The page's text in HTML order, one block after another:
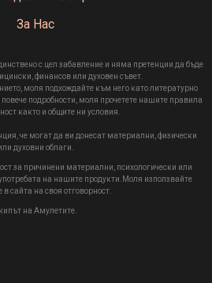
За Нас
с цел забавление и няма претенции да бъде
финансов или духовен съвет.
моля подхождайте към него като литературно
повече подробности, моля прочетете нашите правила
както и общите ни условия.
че могат да ви донесат материални, физически
духовни облаги.
за причинени материални, психологически или
на нашите продукти.Моля използвайте
в сайта на своя отговорност.
на Амулетите.